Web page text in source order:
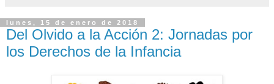
lunes, 15 de enero de 2018
Del Olvido a la Acción 2: Jornadas por
los Derechos de la Infancia